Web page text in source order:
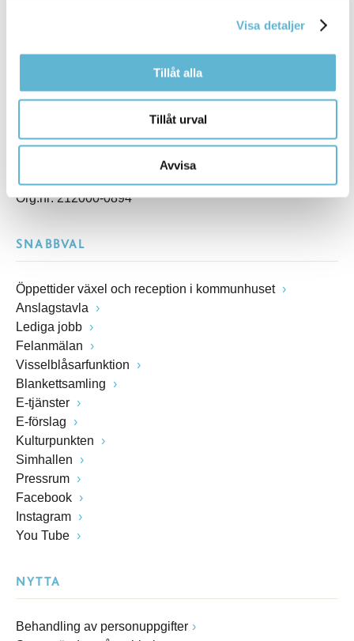
Visa detaljer
Tillåt alla
Tillåt urval
Avvisa
Webbadress
Org.nr: 212000-0894
SNABBVAL
Öppettider växel och reception i kommunhuset
Anslagstavla
Lediga jobb
Felanmälan
Visselblåsarfunktion
Blankettsamling
E-tjänster
E-förslag
Kulturpunkten
Simhallen
Pressrum
Facebook
Instagram
You Tube
NYTTA
Behandling av personuppgifter